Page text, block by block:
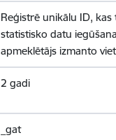
Reģistrē unikālu ID,
statistisko datu
apmeklētājs izmanto
2 gadi
_gat